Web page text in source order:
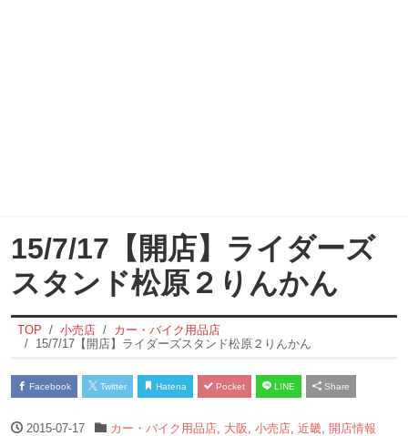
15/7/17【開店】ライダーズ
スタンド松原２りんかん
TOP 小売店
カー・バイク用品店
15/7/17【開店】ライダーズスタンド松原２りんかん
Facebook Twitter Hatena Pocket LINE Share
2015-07-17 カー・バイク用品店, 大阪 小売店, 近畿, 開店情報